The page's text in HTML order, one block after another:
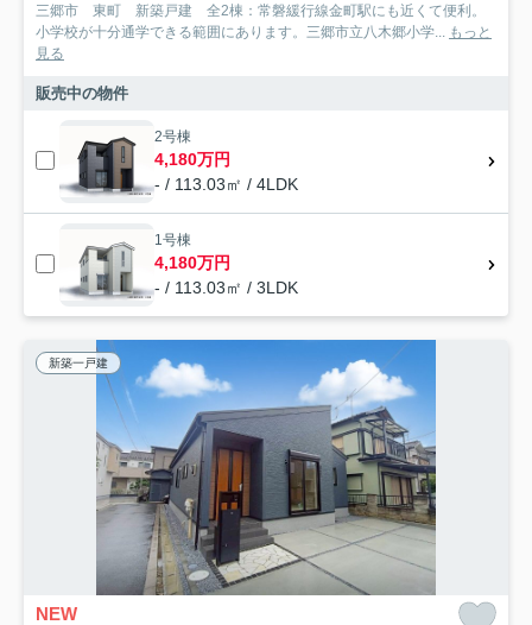
三郷市 東町 新築戸建 全2棟：常磐緩行線金町駅にも近くて便利。
小学校が十分通学できる範囲にあります。三郷市立八木郷小学...
もっと
見る
販売中の物件
2号棟
4,180万円
- / 113.03㎡ / 4LDK
1号棟
4,180万円
- / 113.03㎡ / 3LDK
新築一戸建
NEW